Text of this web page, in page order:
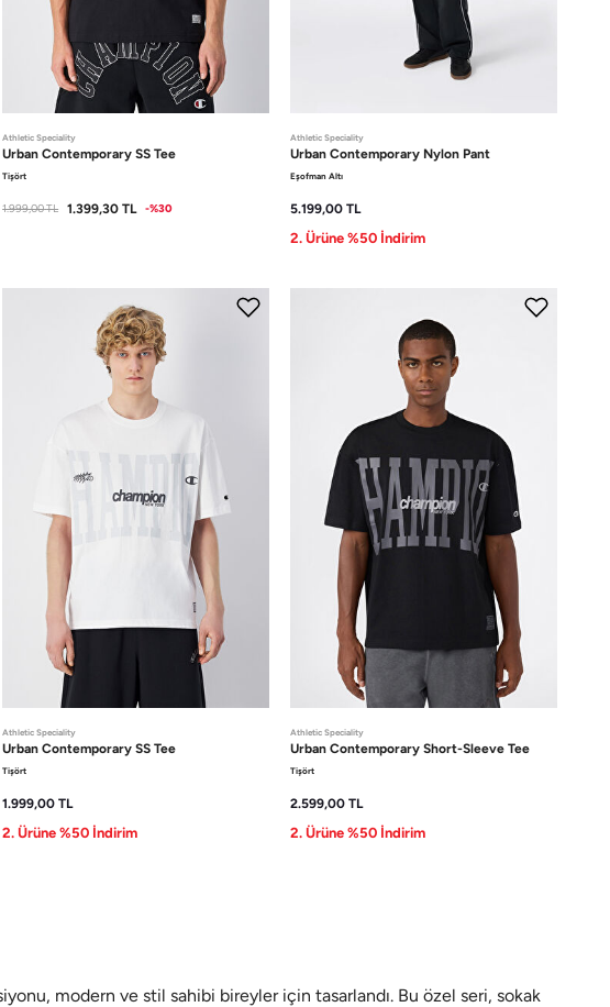
Athletic Speciality
Urban Contemporary SS Tee
Tişört
1.999,00TL 1.399,30 TL -%30
Athletic Speciality
Urban Contemporary Nylon Pant
Eşofman Altı
5.199,00 TL
2. Ürüne %50 İndirim
Athletic Speciality
Urban Contemporary SS Tee
Tişört
1.999,00 TL
2. Ürüne %50 İndirim
Athletic Speciality
Urban Contemporary Short-Sleeve Tee
Tişört
2.599,00 TL
2. Ürüne %50 İndirim
modern ve stil sahibi bireyler için tasarlandı. Bu özel seri, sokak